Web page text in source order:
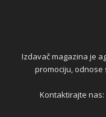
Izdavač magazina je
promociju, odnose
Kontaktirajte nas: